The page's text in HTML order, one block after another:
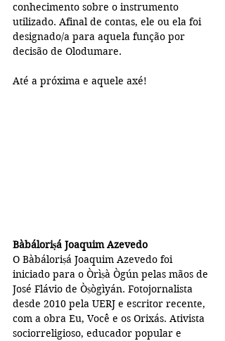
conhecimento sobre o instrumento
utilizado. Afinal de contas, ele ou ela foi
designado/a para aquela função por
decisão de Olodumare.
Até a próxima e aquele axé!
Bàbáloriṣá Joaquim Azevedo
O Bàbáloriṣá Joaquim Azevedo foi
iniciado para o Òrìṣà Ògún pelas mãos de
José Flávio de Òṣògìyán. Fotojornalista
desde 2010 pela UERJ e escritor recente,
com a obra Eu, Você e os Orixás. Ativista
sociorreligioso, educador popular e